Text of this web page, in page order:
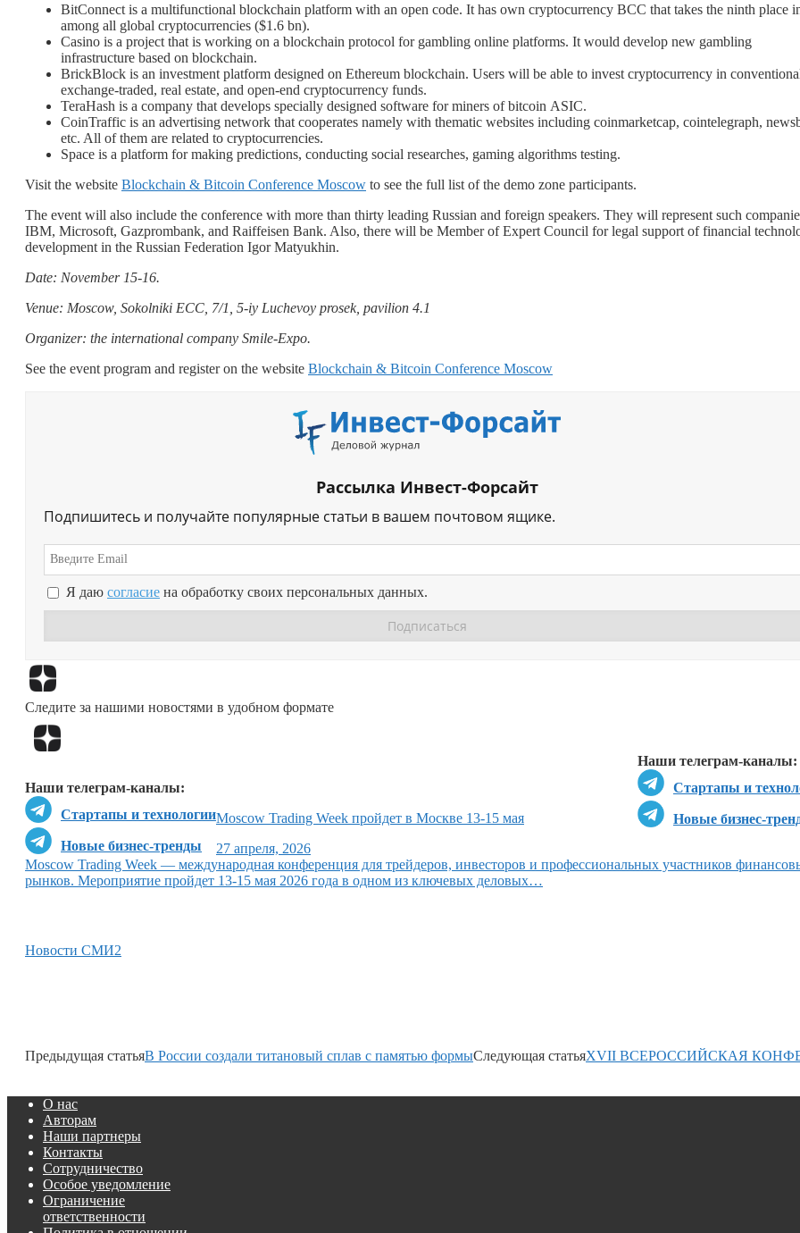
BitConnect is a multifunctional blockchain platform with an open code. It has own cryptocurrency BCC that takes the ninth place
among all global cryptocurrencies ($1.6 bn).
Casino is a project that is working on a blockchain protocol for gambling online platforms. It would develop new gambling
infrastructure based on blockchain.
BrickBlock is an investment platform designed on Ethereum blockchain. Users will be able to invest cryptocurrency in
exchange-traded, real estate, and open-end cryptocurrency funds.
TeraHash is a company that develops specially designed software for miners of bitcoin ASIC.
CoinTraffic is an advertising network that cooperates namely with thematic websites including coinmarketcap, cointelegraph,
etc. All of them are related to cryptocurrencies.
Space is a platform for making predictions, conducting social researches, gaming algorithms testing.
Visit the website Blockchain & Bitcoin Conference Moscow to see the full list of the demo zone participants.
The event will also include the conference with more than thirty leading Russian and foreign speakers. They will represent such
IBM, Microsoft, Gazprombank, and Raiffeisen Bank. Also, there will be Member of Expert Council for legal support of financial
development in the Russian Federation Igor Matyukhin.
Date: November 15-16.
Venue: Moscow, Sokolniki ECC, 7/1, 5-iy Luchevoy prosek, pavilion 4.1
Organizer: the international company Smile-Expo.
See the event program and register on the website Blockchain & Bitcoin Conference Moscow
Рассылка Инвест-Форсайт
Подпишитесь и получайте популярные статьи в вашем почтовом ящике.
Я даю согласие на обработку своих персональных данных.
Следите за нашими новостями в удобном формате
Наши телеграм-каналы:
Стартапы и
Новые бизнес-
Наши телеграм-каналы:
Стартапы и технологии
Новые бизнес-тренды
Moscow Trading Week пройдет в Москве 13-15 мая
27 апреля, 2026
Moscow Trading Week — международная конференция для трейдеров, инвесторов и профессиональных участников
рынков. Мероприятие пройдет 13-15 мая 2026 года в одном из ключевых деловых…
Новости СМИ2
Предыдущая статьяВ России создали титановый сплав с памятью формыСледующая статьяXVII ВСЕРОССИЙСКАЯ
О нас
Авторам
Наши партнеры
Контакты
Сотрудничество
Особое уведомление
Ограничение
ответственности